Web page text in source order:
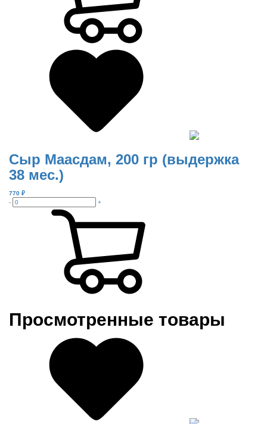
Сыр Маасдам, 200 гр (выдержка
38 мес.)
770 ₽
-
+
Просмотренные товары